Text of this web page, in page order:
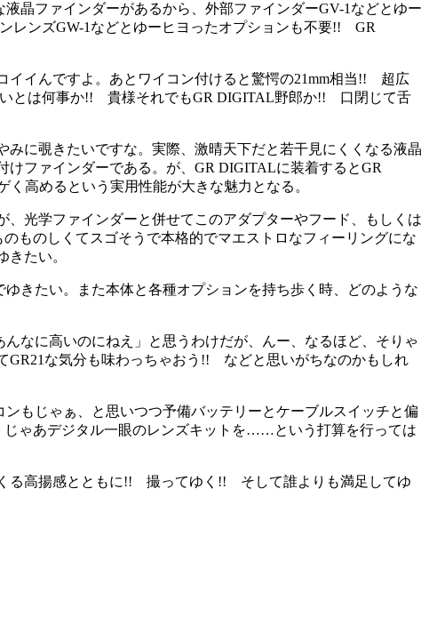
晶ファインダーがあるから、外部ファインダーGV-1などとゆー
レンズGW-1などとゆーヒヨったオプションも不要!! GR
イイんですよ。あとワイコン付けると驚愕の21mm相当!! 超広
とは何事か!! 貴様それでもGR DIGITAL野郎か!! 口閉じて舌
に覗きたいですな。実際、激晴天下だと若干見にくくなる液晶
ファインダーである。が、GR DIGITALに装着するとGR
高めるという実用性能が大きな魅力となる。
光学ファインダーと併せてこのアダプターやフード、もしくは
ものしくてスゴそうで本格的でマエストロなフィーリングにな
たい。
きたい。また本体と各種オプションを持ち歩く時、どのような
なに高いのにねえ」と思うわけだが、んー、なるほど、そりゃ
GR21な気分も味わっちゃおう!! などと思いがちなのかもしれ
もじゃぁ、と思いつつ予備バッテリーとケーブルスイッチと偏
ゃあデジタル一眼のレンズキットを……という打算を行っては
高揚感とともに!! 撮ってゆく!! そして誰よりも満足してゆ